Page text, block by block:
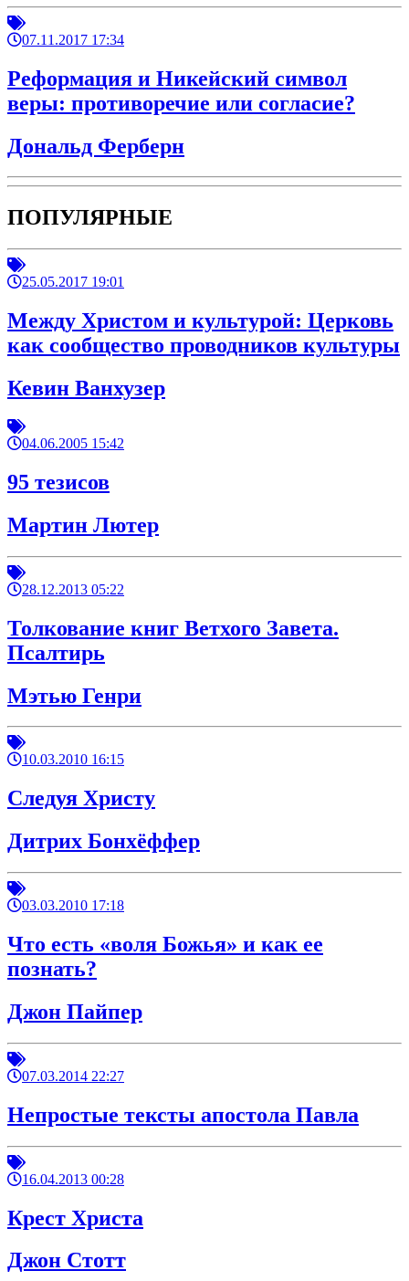
07.11.2017 17:34
Реформация и Никейский символ
веры: противоречие или согласие?
Дональд Ферберн
ПОПУЛЯРНЫЕ
25.05.2017 19:01
Между Христом и культурой: Церковь
как сообщество проводников культуры
Кевин Ванхузер
04.06.2005 15:42
95 тезисов
Мартин Лютер
28.12.2013 05:22
Толкование книг Ветхого Завета.
Псалтирь
Мэтью Генри
10.03.2010 16:15
Следуя Христу
Дитрих Бонхёффер
03.03.2010 17:18
Что есть «воля Божья» и как ее
познать?
Джон Пайпер
07.03.2014 22:27
Непростые тексты апостола Павла
16.04.2013 00:28
Крест Христа
Джон Стотт